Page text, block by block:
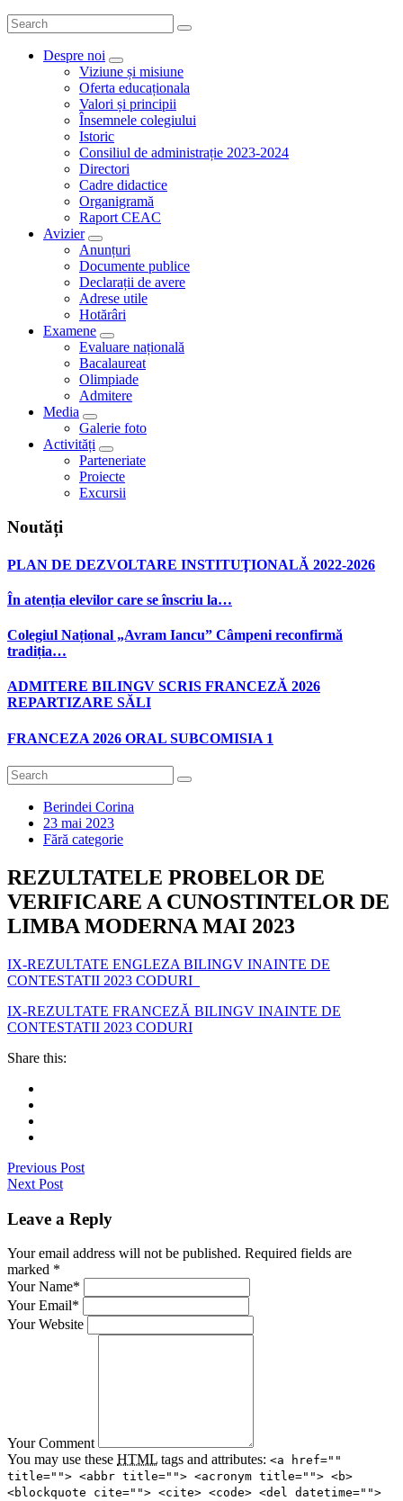
Despre noi
Viziune și misiune
Oferta educaționala
Valori și principii
Însemnele colegiului
Istoric
Consiliul de administrație 2023-2024
Directori
Cadre didactice
Organigramă
Raport CEAC
Avizier
Anunțuri
Documente publice
Declarații de avere
Adrese utile
Hotărâri
Examene
Evaluare națională
Bacalaureat
Olimpiade
Admitere
Media
Galerie foto
Activități
Parteneriate
Proiecte
Excursii
Noutăți
PLAN DE DEZVOLTARE INSTITUŢIONALĂ 2022-2026
În atenția elevilor care se înscriu la…
Colegiul Național „Avram Iancu” Câmpeni reconfirmă
tradiția…
ADMITERE BILINGV SCRIS FRANCEZĂ 2026
REPARTIZARE SĂLI
FRANCEZA 2026 ORAL SUBCOMISIA 1
Berindei Corina
23 mai 2023
Fără categorie
REZULTATELE PROBELOR DE
VERIFICARE A CUNOSTINTELOR DE
LIMBA MODERNA MAI 2023
IX-REZULTATE ENGLEZA BILINGV INAINTE DE
CONTESTATII 2023 CODURI
IX-REZULTATE FRANCEZĂ BILINGV INAINTE DE
CONTESTATII 2023 CODURI
Share this:
Previous Post
Next Post
Leave a Reply
Your email address will not be published. Required fields are
marked *
Your Name*
Your Email*
Your Website
Your Comment
You may use these HTML tags and attributes: <a href=""
title=""> <abbr title=""> <acronym title=""> <b>
<blockquote cite=""> <cite> <code> <del datetime="">